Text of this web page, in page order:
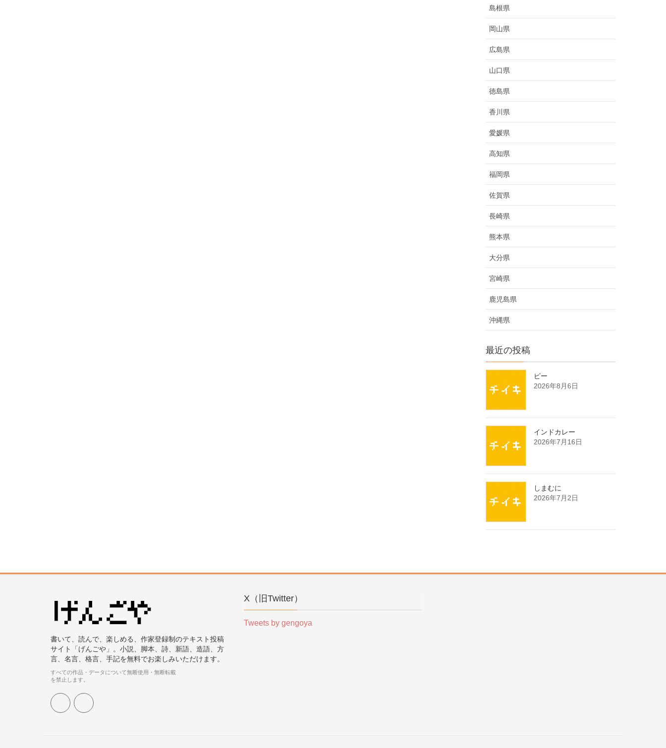
島根県
岡山県
広島県
山口県
徳島県
香川県
愛媛県
高知県
福岡県
佐賀県
長崎県
熊本県
大分県
宮崎県
鹿児島県
沖縄県
最近の投稿
ピー
2026年8月6日
インドカレー
2026年7月16日
しまむに
2026年7月2日
書いて、読んで、楽しめる、作家登録制のテキスト投稿
サイト「げんごや」。小説、脚本、詩、新語、造語、方
言、名言、格言、手記を無料でお楽しみいただけます。
すべての作品・データについて無断使用・無断転載
を禁止します。
X（旧Twitter）
Tweets by gengoya